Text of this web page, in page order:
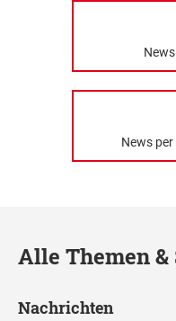
News
Alle Themen &
Nachrichten